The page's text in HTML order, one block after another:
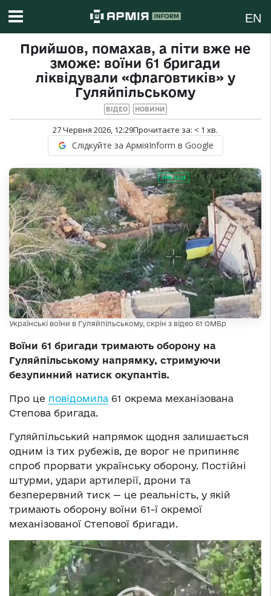
EN
Прийшов, помахав, а піти вже не
зможе: воїни 61 бригади
ліквідували «флаговтиків» у
Гуляйпільському
ВІДЕО НОВИНИ
27 Червня 2026, 12:29Прочитаєте за: < 1 хв.
Слідкуйте за АрміяInform в Google
Українські воїни в Гуляйпільському, скрін з відео 61 ОМБр
Воїни 61 бригади тримають оборону на
Гуляйпільському напрямку, стримуючи
безупинний натиск окупантів.
Про це повідомила 61 окрема механізована
Степова бригада.
Гуляйпільський напрямок щодня залишається
одним із тих рубежів, де ворог не припиняє
спроб прорвати українську оборону. Постійні
штурми, удари артилерії, дрони та
безперервний тиск — це реальність, у якій
тримають оборону воїни 61-ї окремої
механізованої Степової бригади.
Відеопрогравач